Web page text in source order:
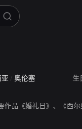
/ 奥伦塞 生
作品《婚礼日》、《西尔